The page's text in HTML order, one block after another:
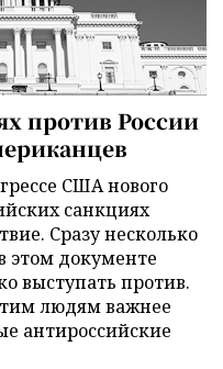
против России
США нового
санкциях
Сразу несколько
этом документе
выступать против.
людям важнее
антироссийские